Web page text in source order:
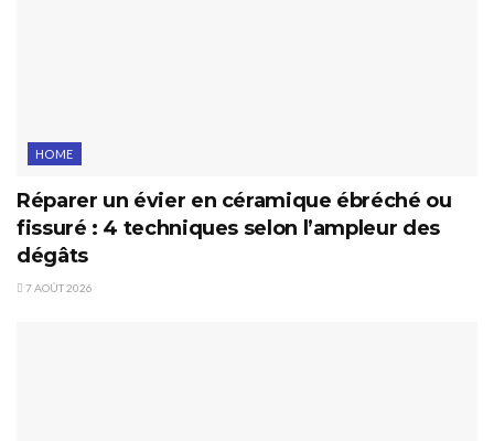
HOME
Réparer un évier en céramique ébréché ou
fissuré : 4 techniques selon l’ampleur des
dégâts
7 AOÛT 2026